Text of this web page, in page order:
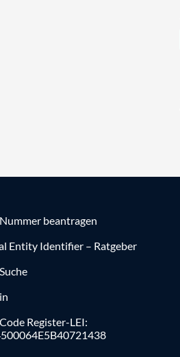
beantragen
Entity Identifier – Ratgeber
Register-LEI: